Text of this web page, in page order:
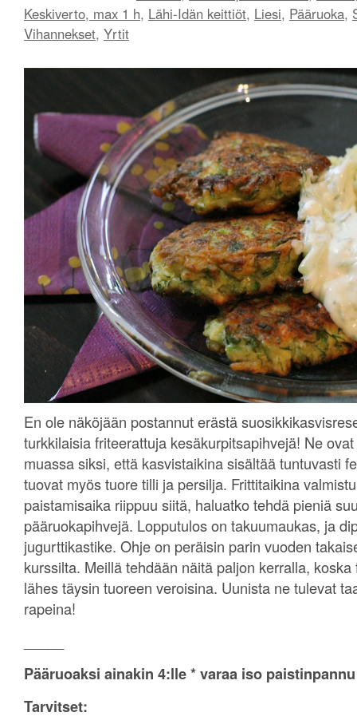
Keskiverto, max 1 h, Lähi-Idän keittiöt, Liesi, Pääruoka,
Vihannekset, Yrtit
En ole näköjään postannut erästä
turkkilaisia friteerattuja kesäkurpitsapihvejä! Ne
muassa siksi, että kasvistaikina sisältää tuntuvasti
tuovat myös tuore tilli ja persilja. Frittitaikina
paistamisaika riippuu siitä, haluatko tehdä pieniä
pääruokapihvejä. Lopputulos on takuumaukas, ja
jugurttikastike. Ohje on peräisin parin vuoden
kurssilta. Meillä tehdään näitä paljon kerralla,
lähes täysin tuoreen veroisina. Uunista ne tulevat
rapeina!
Pääruoaksi ainakin 4:lle * varaa iso
Tarvitset: